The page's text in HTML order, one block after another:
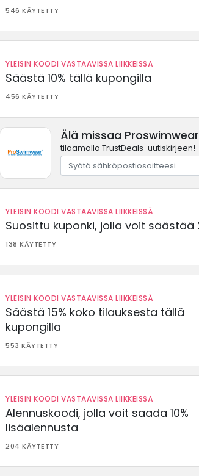
546 KÄYTETTY
YLEISIN KOODI VASTAAVISSA LIIKKEISSÄ
Säästä 10% tällä kupongilla
456 KÄYTETTY
Älä missaa
tilaamalla TrustDeals-uutiskirjeen!
YLEISIN KOODI VASTAAVISSA LIIKKEISSÄ
Suosittu kuponki, jolla voit säästää
138 KÄYTETTY
YLEISIN KOODI VASTAAVISSA LIIKKEISSÄ
Säästä 15% koko tilauksesta tällä
kupongilla
553 KÄYTETTY
YLEISIN KOODI VASTAAVISSA LIIKKEISSÄ
Alennuskoodi, jolla voit saada 10%
lisäalennusta
204 KÄYTETTY